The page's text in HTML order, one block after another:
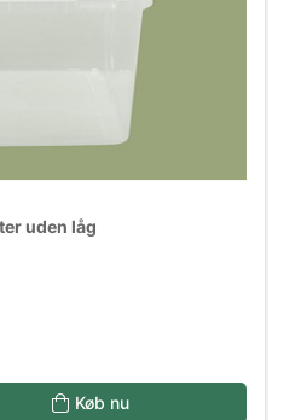
uden låg
Køb nu